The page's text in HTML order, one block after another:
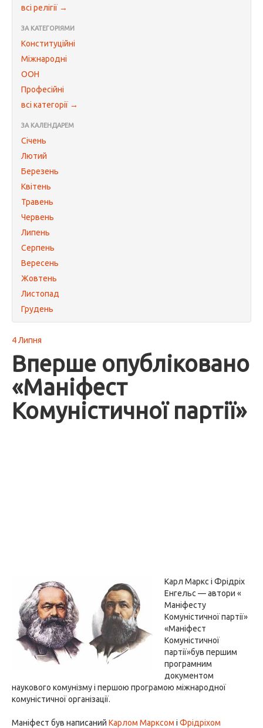
всі релігії →
ЗА КАТЕГОРІЯМИ
Конституційні
Міжнародні
ООН
Професійні
всі категорії →
ЗА КАЛЕНДАРЕМ
Січень
Лютий
Березень
Квітень
Травень
Червень
Липень
Серпень
Вересень
Жовтень
Листопад
Грудень
4 Липня
Вперше опубліковано
«Маніфест
Комуністичної партії»
Карл Маркс і Фрідріх
Енгельс — автори «
Маніфесту
Комуністичної партії»
«Маніфест
Комуністичної
партії»був першим
програмним
документом
наукового комунізму і першою програмою міжнародної
комуністичної організації.
Маніфест був написаний Карлом Марксом і Фрідріхом